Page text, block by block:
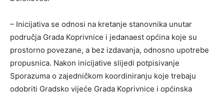
– Inicijativa se odnosi na kretanje stanovnika unutar
područja Grada Koprivnice i jedanaest općina koje su
prostorno povezane, a bez izdavanja, odnosno upotrebe
propusnica. Nakon inicijative slijedi potpisivanje
Sporazuma o zajedničkom koordiniranju koje trebaju
odobriti Gradsko vijeće Grada Koprivnice i općinska